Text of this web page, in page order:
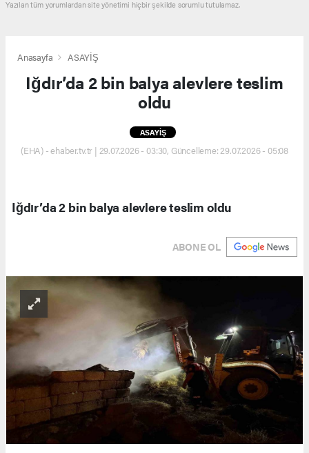
Yazılan tüm yorumlardan site yönetimi hiçbir şekilde sorumlu tutulamaz.
Anasayfa ASAYİŞ
Iğdır’da 2 bin balya alevlere teslim
oldu
ASAYİŞ
(EHA) - ehaber.tv.tr | 29.07.2026 - 03:30, Güncelleme: 29.07.2026 - 05:08
Iğdır’da 2 bin balya alevlere teslim oldu
ABONE OL